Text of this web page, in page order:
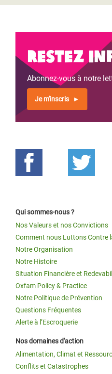
Restez
Abonnez-vous à notre
Je m'inscris
Qui sommes-nous ?
Nos Valeurs et nos Convictions
Comment nous Luttons Contre
Notre Organisation
Notre Histoire
Situation Financière et
Oxfam Policy & Practice
Notre Politique de Prévention
Questions Fréquentes
Alerte à l’Escroquerie
Nos domaines d'action
Alimentation, Climat et
Conflits et Catastrophes